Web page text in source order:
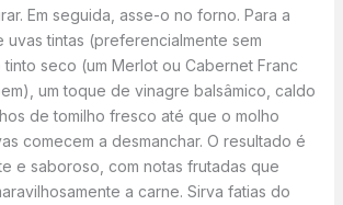
Em seguida, asse-o no forno. Para a
tintas (preferencialmente sem
seco (um Merlot ou Cabernet Franc
um toque de vinagre balsâmico, caldo
de tomilho fresco até que o molho
comecem a desmanchar. O resultado é
e saboroso, com notas frutadas que
a carne. Sirva fatias do